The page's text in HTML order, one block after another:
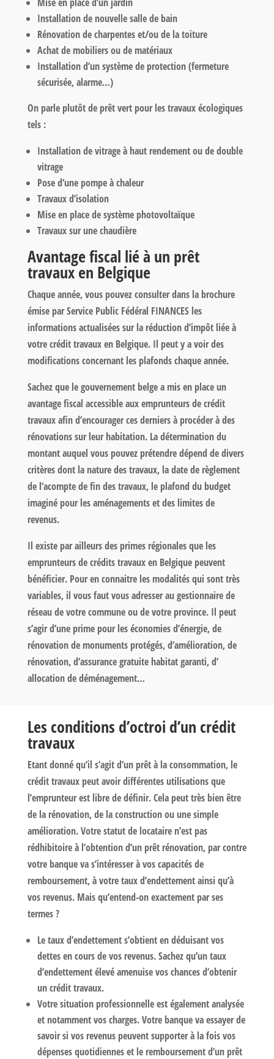
Installation de nouvelle salle de bain
Rénovation de charpentes et/ou de la toiture
Achat de mobiliers ou de matériaux
Installation d’un système de protection (fermeture
sécurisée, alarme…)
On parle plutôt de prêt vert pour les travaux écologiques
tels :
Installation de vitrage à haut rendement ou de double
vitrage
Pose d’une pompe à chaleur
Travaux d’isolation
Mise en place de système photovoltaïque
Travaux sur une chaudière
Avantage fiscal lié à un prêt
travaux en Belgique
Chaque année, vous pouvez consulter dans la brochure
émise par Service Public Fédéral FINANCES les
informations actualisées sur la réduction d’impôt liée à
votre crédit travaux en Belgique. Il peut y a voir des
modifications concernant les plafonds chaque année.
Sachez que le gouvernement belge a mis en place un
avantage fiscal accessible aux emprunteurs de crédit
travaux afin d’encourager ces derniers à procéder à des
rénovations sur leur habitation. La détermination du
montant auquel vous pouvez prétendre dépend de divers
critères dont la nature des travaux, la date de règlement
de l’acompte de fin des travaux, le plafond du budget
imaginé pour les aménagements et des limites de
revenus.
Il existe par ailleurs des primes régionales que les
emprunteurs de crédits travaux en Belgique peuvent
bénéficier. Pour en connaitre les modalités qui sont très
variables, il vous faut vous adresser au gestionnaire de
réseau de votre commune ou de votre province. Il peut
s’agir d’une prime pour les économies d’énergie, de
rénovation de monuments protégés, d’amélioration, de
rénovation, d’assurance gratuite habitat garanti, d’
allocation de déménagement…
Les conditions d’octroi d’un crédit
travaux
Etant donné qu’il s’agit d’un prêt à la consommation, le
crédit travaux peut avoir différentes utilisations que
l’emprunteur est libre de définir. Cela peut très bien être
de la rénovation, de la construction ou une simple
amélioration. Votre statut de locataire n’est pas
rédhibitoire à l’obtention d’un prêt rénovation, par contre
votre banque va s’intéresser à vos capacités de
remboursement, à votre taux d’endettement ainsi qu’à
vos revenus. Mais qu’entend-on exactement par ses
termes ?
Le taux d’endettement s’obtient en déduisant vos
dettes en cours de vos revenus. Sachez qu’un taux
d’endettement élevé amenuise vos chances d’obtenir
un crédit travaux.
Votre situation professionnelle est également analysée
et notamment vos charges. Votre banque va essayer de
savoir si vos revenus peuvent supporter à la fois vos
dépenses quotidiennes et le remboursement d’un prêt